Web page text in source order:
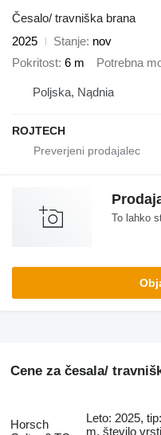
Česalo/ travniška brana
2025
Stanje nov
Pokritost 6 m Potrebna
Poljska, Nądnia
ROJTECH
To lahko
Cene za česala/
Horsch
Leto: 2025,
m, število